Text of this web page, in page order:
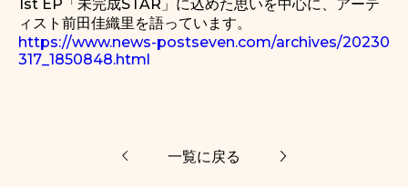
1st EP「未完成STAR」に込めた思いを中心に、アーテ
ィスト前田佳織里を語っています。
https://www.news-postseven.com/archives/20230
317_1850848.html
一覧に戻る